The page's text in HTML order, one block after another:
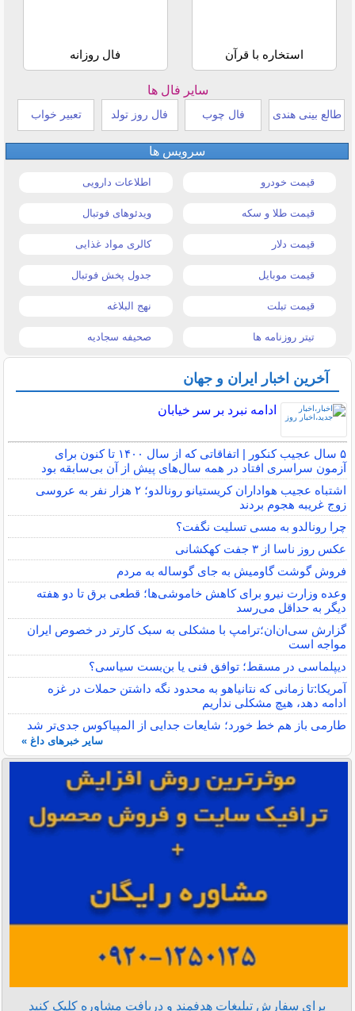
استخاره با قرآن فال روزانه
سایر فال ها
طالع بینی هندی فال چوب فال روز تولد تعبیر خواب
سرویس ها
قیمت خودرو اطلاعات دارویی
قیمت طلا و سکه ویدئوهای فوتبال
قیمت دلار کالری مواد غذایی
قیمت موبایل جدول پخش فوتبال
قیمت تبلت نهج البلاغه
تیتر روزنامه ها صحیفه سجادیه
آخرین اخبار ایران و جهان
ادامه نبرد بر سر خیابان
۵ سال عجیب کنکور | اتفاقاتی که از سال ۱۴۰۰ تا کنون برای
آزمون سراسری افتاد در همه سال‌های پیش از آن بی‌سابقه بود
اشتباه عجیب هواداران کریستیانو رونالدو؛ ۲ هزار نفر به عروسی
زوج غریبه هجوم بردند
چرا رونالدو به مسی تسلیت نگفت؟
عکس روز ناسا از ۳ جفت کهکشانی
فروش گوشت گاومیش به جای گوساله به مردم
وعده وزارت نیرو برای کاهش خاموشی‌ها؛ قطعی برق تا دو هفته
دیگر به حداقل می‌رسد
گزارش سی‌ان‌ان؛ترامپ با مشکلی به سبک کارتر در خصوص ایران
مواجه است
دیپلماسی در مسقط؛ توافق فنی یا بن‌بست سیاسی؟
آمریکا:تا زمانی که نتانیاهو به محدود نگه داشتن حملات در غزه
ادامه دهد، هیچ مشکلی نداریم
طارمی باز هم خط خورد؛ شایعات جدایی از المپیاکوس جدی‌تر شد
سایر خبرهای داغ »
برای سفارش تبلیغات هدفمند و دریافت مشاوره کلیک کنید